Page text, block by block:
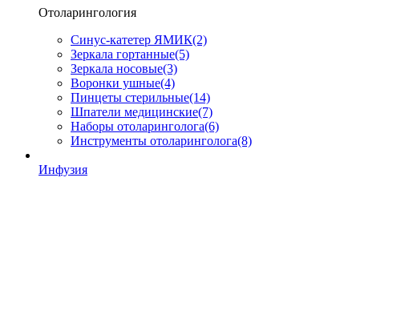
Отоларингология
Синус-катетер ЯМИК(2)
Зеркала гортанные(5)
Зеркала носовые(3)
Воронки ушные(4)
Пинцеты стерильные(14)
Шпатели медицинские(7)
Наборы отоларинголога(6)
Инструменты отоларинголога(8)
Инфузия